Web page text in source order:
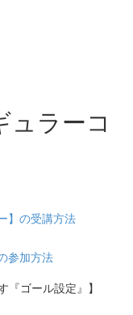
ュラーコ
】の受講方法
参加方法
ゴール設定』】